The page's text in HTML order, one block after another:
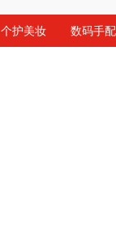
个护美妆 数码手配